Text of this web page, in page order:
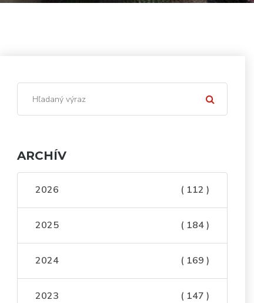
ARCHÍV
2026 ( 112 )
2025 ( 184 )
2024 ( 169 )
2023 ( 147 )